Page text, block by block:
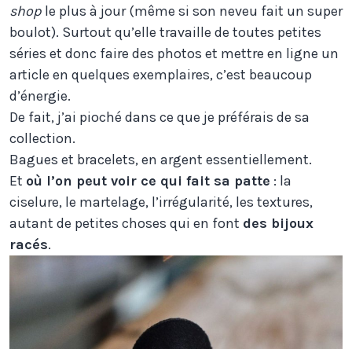
shop le plus à jour (même si son neveu fait un super
boulot). Surtout qu’elle travaille de toutes petites
séries et donc faire des photos et mettre en ligne un
article en quelques exemplaires, c’est beaucoup
d’énergie.
De fait, j’ai pioché dans ce que je préférais de sa
collection.
Bagues et bracelets, en argent essentiellement.
Et où l’on peut voir ce qui fait sa patte : la
ciselure, le martelage, l’irrégularité, les textures,
autant de petites choses qui en font des bijoux
racés.